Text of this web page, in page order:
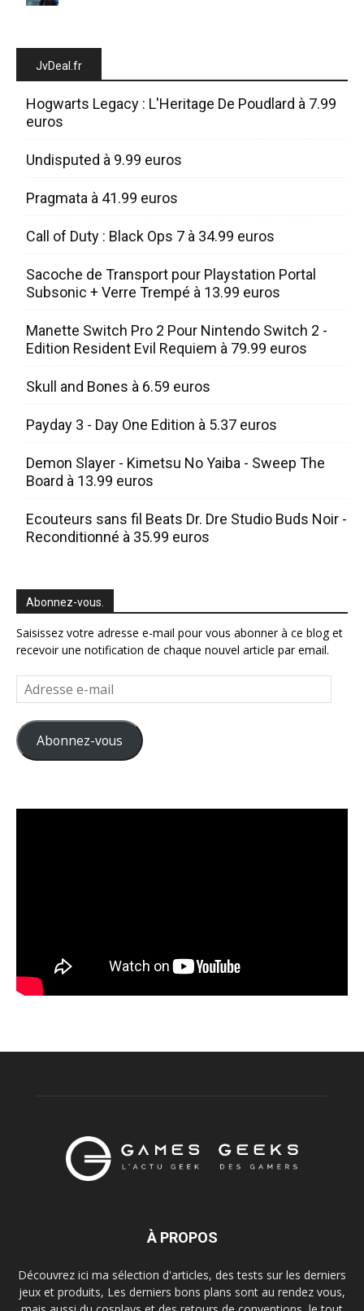
JvDeal.fr
Hogwarts Legacy : L'Heritage De Poudlard à 7.99
euros
Undisputed à 9.99 euros
Pragmata à 41.99 euros
Call of Duty : Black Ops 7 à 34.99 euros
Sacoche de Transport pour Playstation Portal
Subsonic + Verre Trempé à 13.99 euros
Manette Switch Pro 2 Pour Nintendo Switch 2 -
Edition Resident Evil Requiem à 79.99 euros
Skull and Bones à 6.59 euros
Payday 3 - Day One Edition à 5.37 euros
Demon Slayer - Kimetsu No Yaiba - Sweep The
Board à 13.99 euros
Ecouteurs sans fil Beats Dr. Dre Studio Buds Noir -
Reconditionné à 35.99 euros
Abonnez-vous.
Saisissez votre adresse e-mail pour vous abonner à ce blog et
recevoir une notification de chaque nouvel article par email.
Adresse
e-
mail
Abonnez-vous
À PROPOS
Découvrez ici ma sélection d'articles, des tests sur les derniers
jeux et produits, Les derniers bons plans sont au rendez vous,